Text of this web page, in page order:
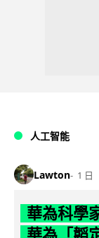
人工智能
Lawton 1 日
華為科學